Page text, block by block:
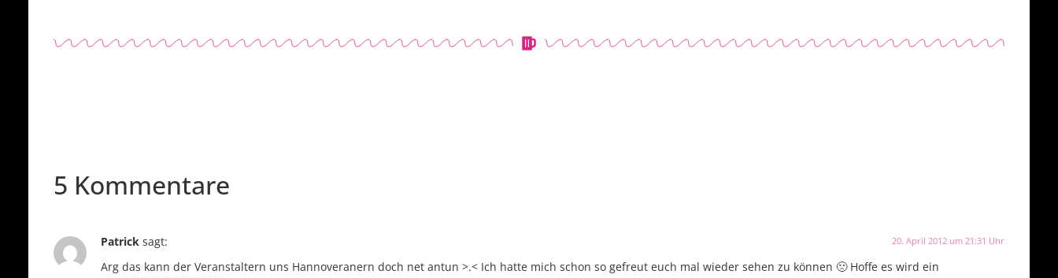
5 Kommentare
Patrick sagt: 20. April 2012 um 21:31 Uhr
Arg das kann der Veranstaltern uns Hannoveranern doch net antun >.< Ich hatte mich schon so gefreut euch mal wieder sehen zu können 🙁 Hoffe es wird ein